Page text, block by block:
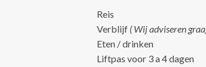
Reis
Verblijf ( Wij adviseren
Eten / drinken
Liftpas voor 3 a 4 dagen